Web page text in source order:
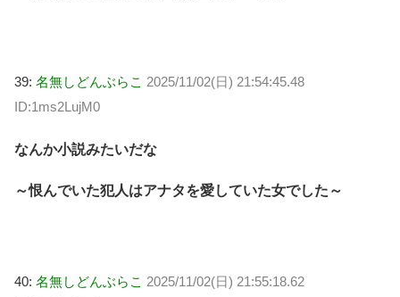
39: 名無しどんぶらこ 2025/11/02(日) 21:54:45.48
ID:1ms2LujM0
なんか小説みたいだな
～恨んでいた犯人はアナタを愛していた女でした～
40: 名無しどんぶらこ 2025/11/02(日) 21:55:18.62